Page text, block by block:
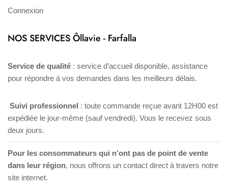
Connexion
NOS SERVICES Ôllavie - Farfalla
Service de qualité : service d’accueil disponible, assistance
pour répondre à vos demandes dans les meilleurs délais.
Suivi professionnel : toute commande reçue avant 12H00 est
expédiée le jour-même (sauf vendredi). Vous le recevez sous
deux jours.
Pour les consommateurs qui n’ont pas de point de vente
dans leur région, nous offrons un contact direct à travers notre
site internet.